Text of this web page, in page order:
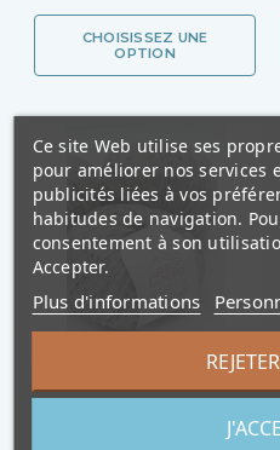
CHOISISSEZ UNE
OPTION
Ce site Web utilise ses
pour améliorer nos services
publicités liées à vos
habitudes de navigation.
consentement à son
Accepter.
Plus d'informations